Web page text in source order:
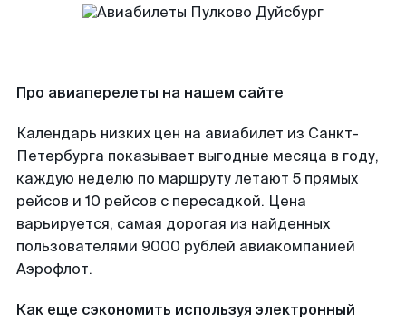
Про авиаперелеты на нашем сайте
Календарь низких цен на авиабилет из Санкт-
Петербурга показывает выгодные месяца в году,
каждую неделю по маршруту летают 5 прямых
рейсов и 10 рейсов с пересадкой. Цена
варьируется, самая дорогая из найденных
пользователями 9000 рублей авиакомпанией
Аэрофлот.
Как еще сэкономить используя электронный